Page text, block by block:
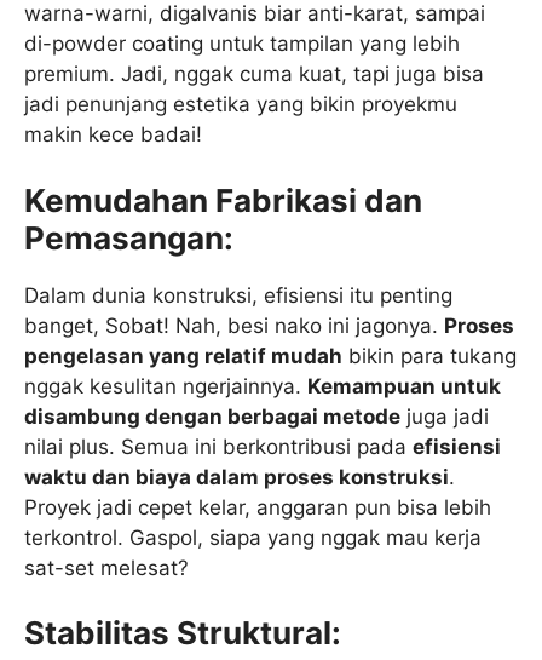
warna-warni, digalvanis biar anti-karat, sampai
di-powder coating untuk tampilan yang lebih
premium. Jadi, nggak cuma kuat, tapi juga bisa
jadi penunjang estetika yang bikin proyekmu
makin kece badai!
Kemudahan Fabrikasi dan
Pemasangan:
Dalam dunia konstruksi, efisiensi itu penting
banget, Sobat! Nah, besi nako ini jagonya. Proses
pengelasan yang relatif mudah bikin para tukang
nggak kesulitan ngerjainnya. Kemampuan untuk
disambung dengan berbagai metode juga jadi
nilai plus. Semua ini berkontribusi pada efisiensi
waktu dan biaya dalam proses konstruksi.
Proyek jadi cepet kelar, anggaran pun bisa lebih
terkontrol. Gaspol, siapa yang nggak mau kerja
sat-set melesat?
Stabilitas Struktural: